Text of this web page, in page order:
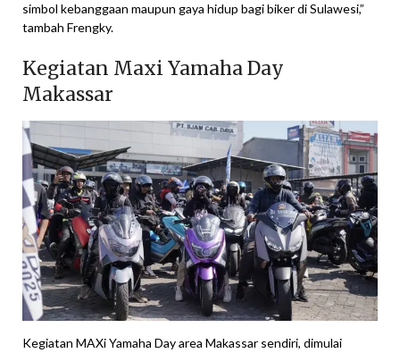
simbol kebanggaan maupun gaya hidup bagi biker di Sulawesi,”
tambah Frengky.
Kegiatan Maxi Yamaha Day
Makassar
Kegiatan MAXi Yamaha Day area Makassar sendiri, dimulai